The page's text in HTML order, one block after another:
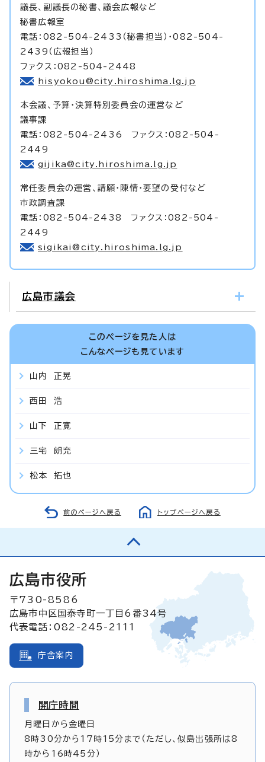
議長、副議長の秘書、議会広報など
秘書広報室
電話：082-504-2433（秘書担当）・082-504-
2439（広報担当）
ファクス：082-504-2448
hisyokou@city.hiroshima.lg.jp
本会議、予算・決算特別委員会の運営など
議事課
電話：082-504-2436 ファクス：082-504-
2449
gijika@city.hiroshima.lg.jp
常任委員会の運営、請願・陳情・要望の受付など
市政調査課
電話：082-504-2438 ファクス：082-504-
2449
sigikai@city.hiroshima.lg.jp
広島市議会
このページを見た人は
こんなページも見ています
山内 正晃
西田 浩
山下 正寛
三宅 朗充
松本 拓也
前のページへ戻る トップページへ戻る
広島市役所
〒730-8586
広島市中区国泰寺町一丁目6番34号
代表電話：082-245-2111
庁舎案内
開庁時間
月曜日から金曜日
8時30分から17時15分まで（ただし、似島出張所は8
時から16時45分）